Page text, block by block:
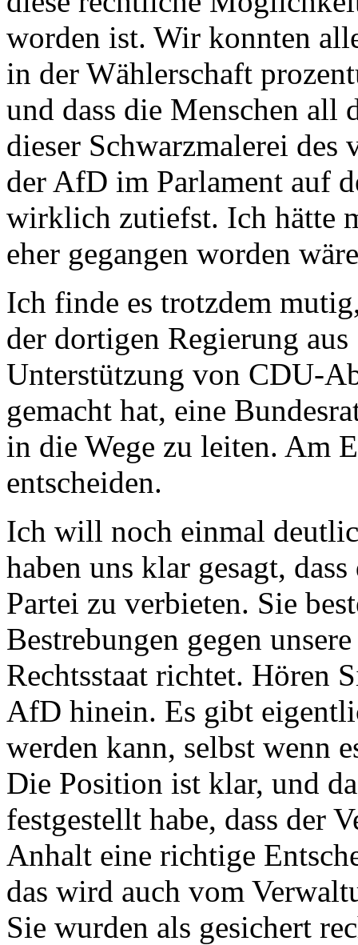
worden ist. Wir konnten
in der Wählerschaft
und dass die Menschen all
dieser Schwarzmalerei des
der AfD im Parlament auf
wirklich zutiefst. Ich hätte
eher gegangen worden
Ich finde es trotzdem
der dortigen Regierung
Unterstützung von CDU-
gemacht hat, eine
in die Wege zu leiten. Am
entscheiden.
Ich will noch einmal
haben uns klar gesagt,
Partei zu verbieten. Sie
Bestrebungen gegen
Rechtsstaat richtet. Hören
AfD hinein. Es gibt
werden kann, selbst wenn
Die Position ist klar, und
festgestellt habe, dass der
Anhalt eine richtige
das wird auch vom
Sie wurden als gesichert